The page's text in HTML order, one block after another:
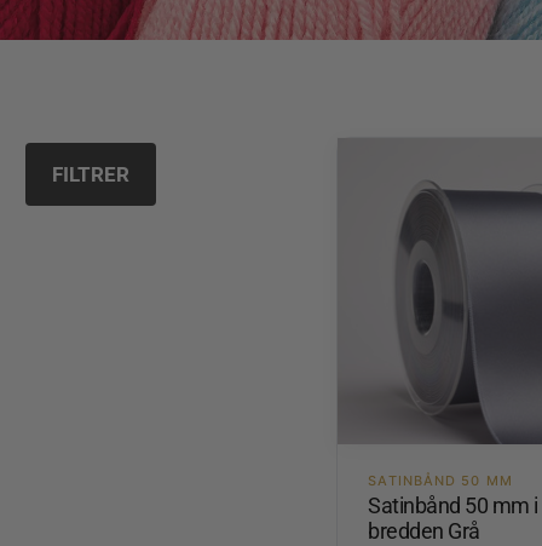
FILTRER
SATINBÅND 50 MM
Satinbånd 50 mm i
bredden Grå